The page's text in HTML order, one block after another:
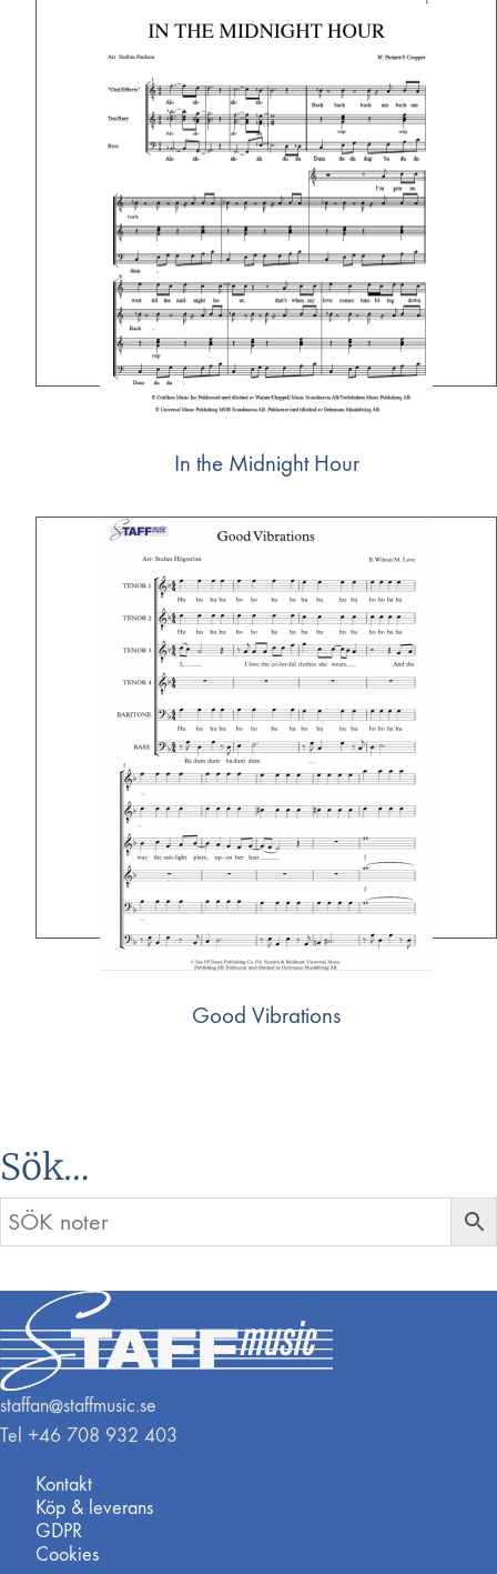
In the Midnight Hour
Good Vibrations
Sök…
staffan@staffmusic.se
Tel +46 708 932 403
Kontakt
Köp & leverans
GDPR
Cookies